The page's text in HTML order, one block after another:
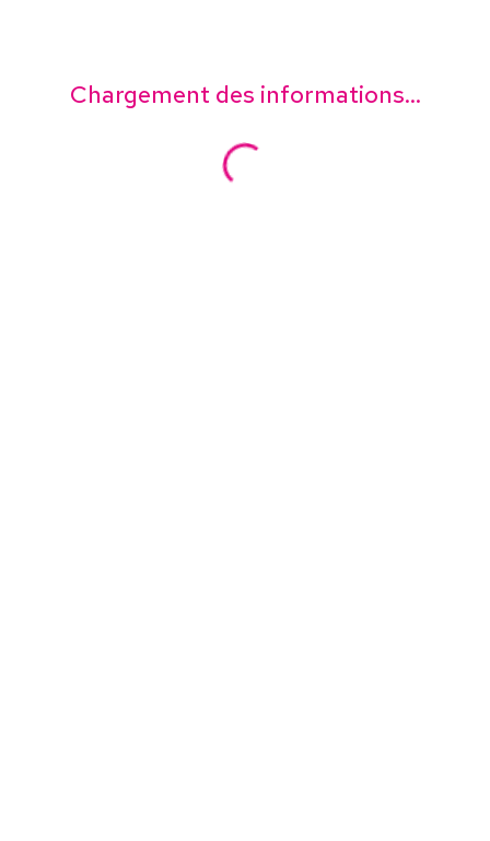
Chargement des informations...